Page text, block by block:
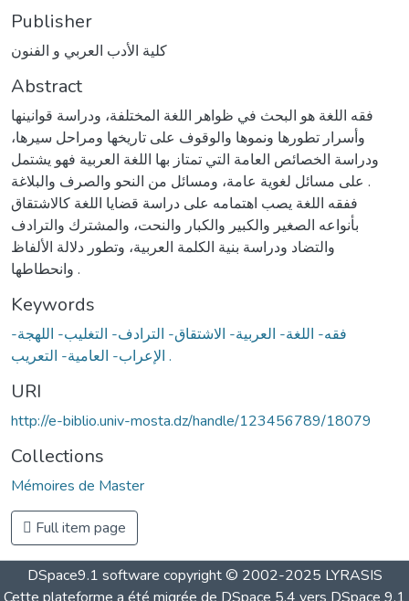
Publisher
كلية الأدب العربي و الفنون
Abstract
فقه اللغة هو البحث في ظواهر اللغة المختلفة، ودراسة قوانينها
وأسرار تطورها ونموها والوقوف على تاريخها ومراحل سيرها،
ودراسة الخصائص العامة التي تمتاز بها اللغة العربية فهو يشتمل
على مسائل لغوية عامة، ومسائل من النحو والصرف والبلاغة .
ففقه اللغة يصب اهتمامه على دراسة قضايا اللغة كالاشتقاق
بأنواعه الصغير والكبير والكبار والنحت، والمشترك والترادف
والتضاد ودراسة بنية الكلمة العربية، وتطور دلالة الألفاظ
وانحطاطها .
Keywords
فقه- اللغة- العربية- الاشتقاق- الترادف- التغليب- اللهجة-
الإعراب- العامية- التعريب .
URI
http://e-biblio.univ-mosta.dz/handle/123456789/18079
Collections
Mémoires de Master
Full item page
DSpace9.1 software copyright © 2002-2025 LYRASIS